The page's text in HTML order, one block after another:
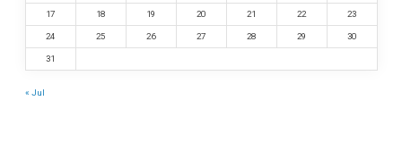
17 18 19 20 21 22 23
24 25 26 27 28 29 30
31
« Jul